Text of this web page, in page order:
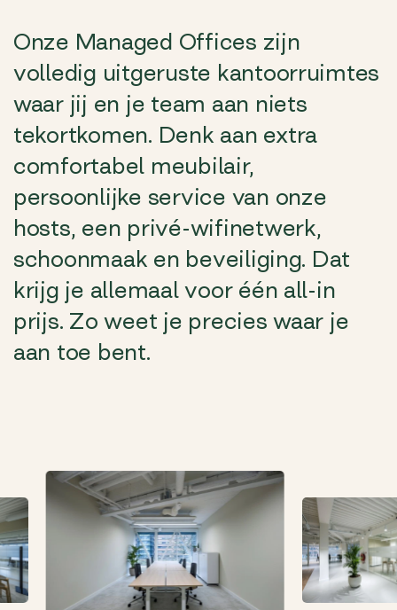
Onze Managed Offices zijn
volledig uitgeruste kantoorruimtes
waar jij en je team aan niets
tekortkomen. Denk aan extra
comfortabel meubilair,
persoonlijke service van onze
hosts, een privé-wifinetwerk,
schoonmaak en beveiliging. Dat
krijg je allemaal voor één all-in
prijs. Zo weet je precies waar je
aan toe bent.